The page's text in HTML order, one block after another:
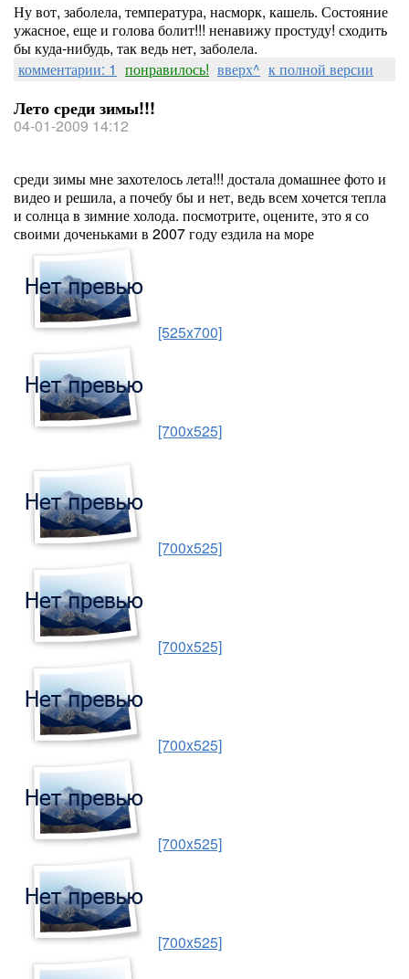
Ну вот, заболела, температура, насморк, кашель. Состояние
ужасное, еще и голова болит!!! ненавижу простуду! сходить
бы куда-нибудь, так ведь нет, заболела.
комментарии: 1 понравилось! вверх^ к полной версии
Лето среди зимы!!!
04-01-2009 14:12
среди зимы мне захотелось лета!!! достала домашнее фото и
видео и решила, а почебу бы и нет, ведь всем хочется тепла
и солнца в зимние холода. посмотрите, оцените, это я со
своими доченьками в 2007 году ездила на море
[525x700]
[700x525]
[700x525]
[700x525]
[700x525]
[700x525]
[700x525]